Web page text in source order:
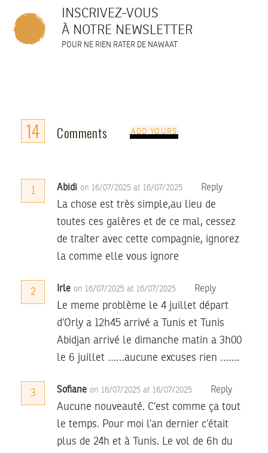
INSCRIVEZ-VOUS
À NOTRE NEWSLETTER
POUR NE RIEN RATER DE NAWAAT
14 Comments ADD YOURS
1 Abidi on 16/07/2025 at 16/07/2025 Reply
La chose est très simple,au lieu de
toutes ces galères et de ce mal, cessez
de traîter avec cette compagnie, ignorez
la comme elle vous ignore
2 Irle on 16/07/2025 at 16/07/2025 Reply
Le meme problème le 4 juillet départ
d’Orly a 12h45 arrivé a Tunis et Tunis
Abidjan arrivé le dimanche matin a 3h00
le 6 juillet ……aucune excuses rien …….
3 Sofiane on 16/07/2025 at 16/07/2025 Reply
Aucune nouveauté. C’est comme ça tout
le temps. Pour moi l’an dernier c’était
plus de 24h et à Tunis. Le vol de 6h du